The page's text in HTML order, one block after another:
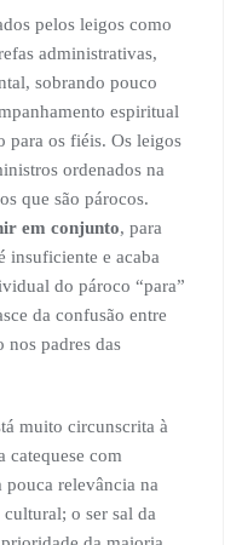
pelos leigos como
administrativas,
sobrando pouco
espiritual
para os fiéis. Os leigos
ordenados na
que são párocos.
em conjunto, para
insuficiente e acaba
do pároco “para”
da confusão entre
nos padres das
muito circunscrita à
catequese com
pouca relevância na
o ser sal da